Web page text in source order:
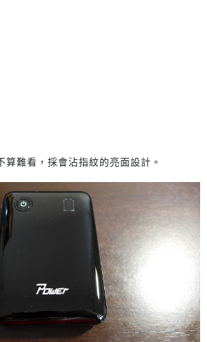
難看，採會沾指紋的亮面設計。